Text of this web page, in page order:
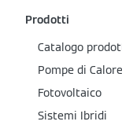
Prodotti
Catalogo
Pompe di Calore
Fotovoltaico
Sistemi Ibridi